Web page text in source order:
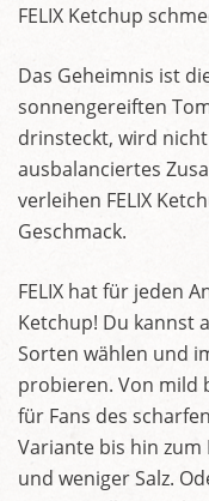
FELIX Ketchup
Das Geheimnis ist
sonnengereiften
drinsteckt, wird
ausbalanciertes
verleihen FELIX
Geschmack.
FELIX hat für jeden
Ketchup! Du kannst
Sorten wählen und
probieren. Von mild
für Fans des
Variante bis hin
und weniger Salz.